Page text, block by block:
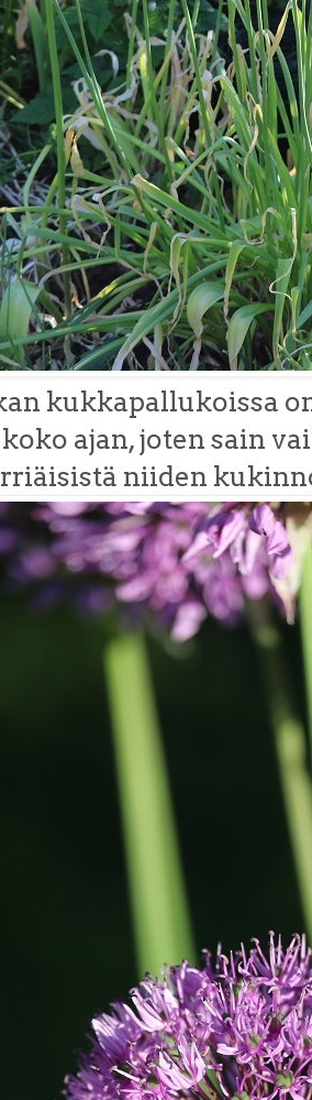
kukkapallukoissa
ajan, joten sain
niiden